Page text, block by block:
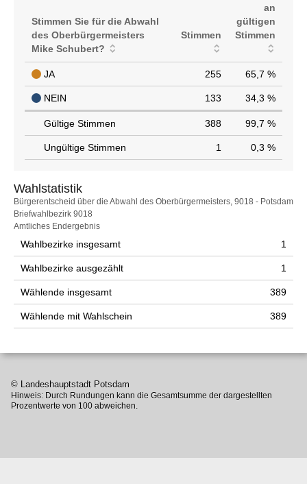
des
Oberbürgermeisters
Mike
Stimmen Sie für die Abwahl
des Oberbürgermeisters
Mike Schubert?
Stimmen
an
gültigen
Stimmen
JA 255 65,7 %
NEIN 133 34,3 %
Gültige Stimmen 388 99,7 %
Ungültige Stimmen 1 0,3 %
Wahlstatistik
Wahlstatistik
Bürgerentscheid über die Abwahl des Oberbürgermeisters, 9018 - Potsdam
Briefwahlbezirk 9018
Amtliches Endergebnis
Wahlbezirke insgesamt 1
Wahlbezirke ausgezählt 1
Wählende insgesamt 389
Wählende mit Wahlschein 389
© Landeshauptstadt Potsdam
Hinweis: Durch Rundungen kann die Gesamtsumme der dargestellten
Prozentwerte von 100 abweichen.